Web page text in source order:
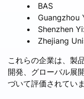
BAS
Guangzhou
Shenzhen
Zhejiang
これらの企業は、製
開発、グローバル展
づいて評価されていま